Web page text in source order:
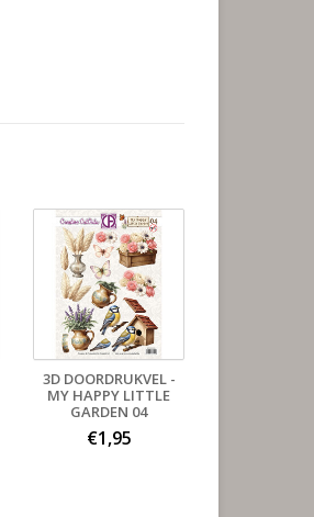
3D DOORDRUKVEL -
MY HAPPY LITTLE
GARDEN 04
€1,95